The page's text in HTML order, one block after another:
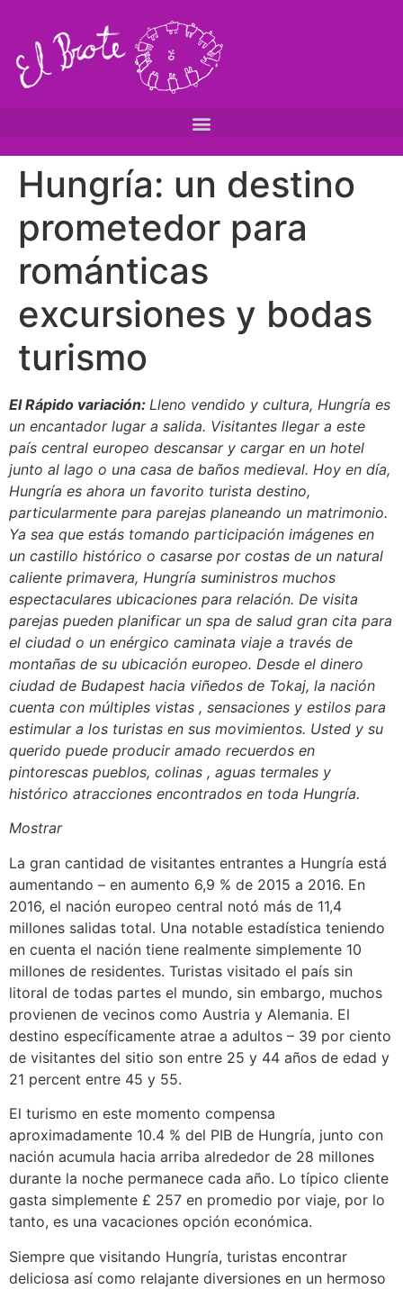
Hungría: un destino
prometedor para
románticas
excursiones y bodas
turismo
El Rápido variación: Lleno vendido y cultura, Hungría es
un encantador lugar a salida. Visitantes llegar a este
país central europeo descansar y cargar en un hotel
junto al lago o una casa de baños medieval. Hoy en día,
Hungría es ahora un favorito turista destino,
particularmente para parejas planeando un matrimonio.
Ya sea que estás tomando participación imágenes en
un castillo histórico o casarse por costas de un natural
caliente primavera, Hungría suministros muchos
espectaculares ubicaciones para relación. De visita
parejas pueden planificar un spa de salud gran cita para
el ciudad o un enérgico caminata viaje a través de
montañas de su ubicación europeo. Desde el dinero
ciudad de Budapest hacia viñedos de Tokaj, la nación
cuenta con múltiples vistas , sensaciones y estilos para
estimular a los turistas en sus movimientos. Usted y su
querido puede producir amado recuerdos en
pintorescas pueblos, colinas , aguas termales y
histórico atracciones encontrados en toda Hungría.
Mostrar
La gran cantidad de visitantes entrantes a Hungría está
aumentando – en aumento 6,9 % de 2015 a 2016. En
2016, el nación europeo central notó más de 11,4
millones salidas total. Una notable estadística teniendo
en cuenta el nación tiene realmente simplemente 10
millones de residentes. Turistas visitado el país sin
litoral de todas partes el mundo, sin embargo, muchos
provienen de vecinos como Austria y Alemania. El
destino específicamente atrae a adultos – 39 por ciento
de visitantes del sitio son entre 25 y 44 años de edad y
21 percent entre 45 y 55.
El turismo en este momento compensa
aproximadamente 10.4 % del PIB de Hungría, junto con
nación acumula hacia arriba alrededor de 28 millones
durante la noche permanece cada año. Lo típico cliente
gasta simplemente £ 257 en promedio por viaje, por lo
tanto, es una vacaciones opción económica.
Siempre que visitando Hungría, turistas encontrar
deliciosa así como relajante diversiones en un hermoso